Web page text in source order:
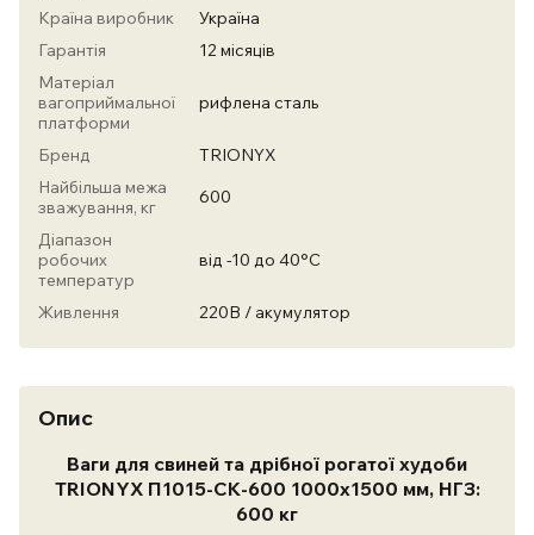
Країна виробник
Україна
Гарантія
12 місяців
Матеріал
вагоприймальної
платформи
рифлена сталь
Бренд
TRIONYX
Найбільша межа
зважування, кг
600
Діапазон
робочих
температур
від -10 до 40°С
Живлення 220В / акумулятор
Опис
Ваги для свиней та дрібної рогатої худоби
TRIONYX П1015-СК-600 1000х1500 мм, НГЗ:
600 кг